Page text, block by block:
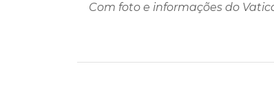
Com foto e informações do